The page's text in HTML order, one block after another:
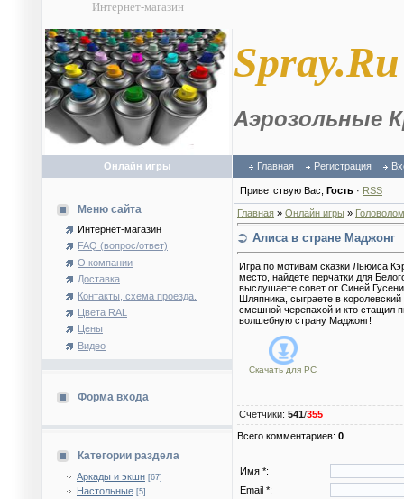
Интернет-магазин
Spray.Ru
Аэрозольные
Онлайн игры Главная Регистрация
Меню сайта
Интернет-магазин
FAQ (вопрос/ответ)
О компании
Доставка
Контакты, схема проезда.
Цвета RAL
Цены
Видео
Форма входа
Категории раздела
Аркады и экшн [67]
Настольные [5]
Приветствую Вас Гость · RSS
Главная » Онлайн игры »
Алиса в стране Маджонг
Игра по мотивам сказки Льюиса
место, найдете перчатки для
выслушаете совет от Синей
Шляпника, сыграете в
смешной черепахой и кто стащил
волшебную страну Маджонг!
Скачать для PC
Счетчики: 541/355
Всего комментариев: 0
Имя *:
Email *: